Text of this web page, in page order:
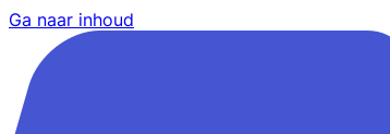
Ga naar inhoud